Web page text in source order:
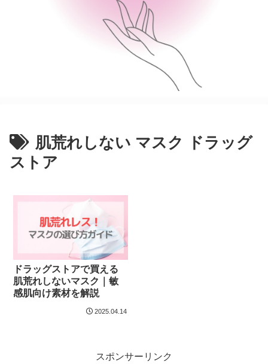
肌荒れしない マスク ドラッグ
ストア
ドラッグストアで買える
肌荒れしないマスク｜敏
感肌向け素材を解説
2025.04.14
スポンサーリンク